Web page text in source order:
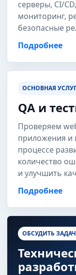
серверы, CI/
мониторинг,
безопасные
Подробнее
ОСНОВНАЯ
QA и
Проверяем
приложения и
процессе
количество
и улучшить
Подробнее
ОБСУДИТЬ